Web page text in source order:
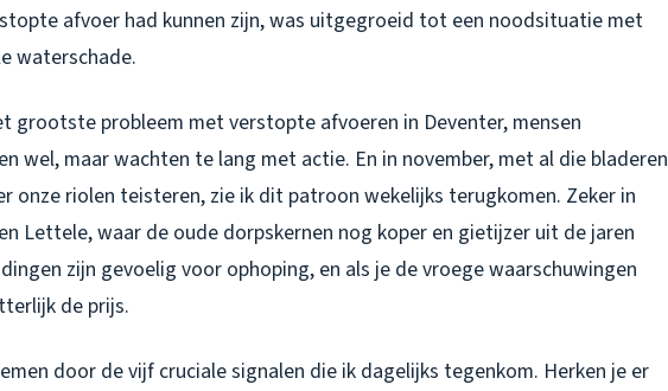
afvoer had kunnen zijn, was uitgegroeid tot een noodsituatie met
waterschade.
grootste probleem met verstopte afvoeren in Deventer, mensen
wel, maar wachten te lang met actie. En in november, met al die bladeren
onze riolen teisteren, zie ik dit patroon wekelijks terugkomen. Zeker in
Lettele, waar de oude dorpskernen nog koper en gietijzer uit de jaren
zijn gevoelig voor ophoping, en als je de vroege waarschuwingen
de prijs.
door de vijf cruciale signalen die ik dagelijks tegenkom. Herken je er